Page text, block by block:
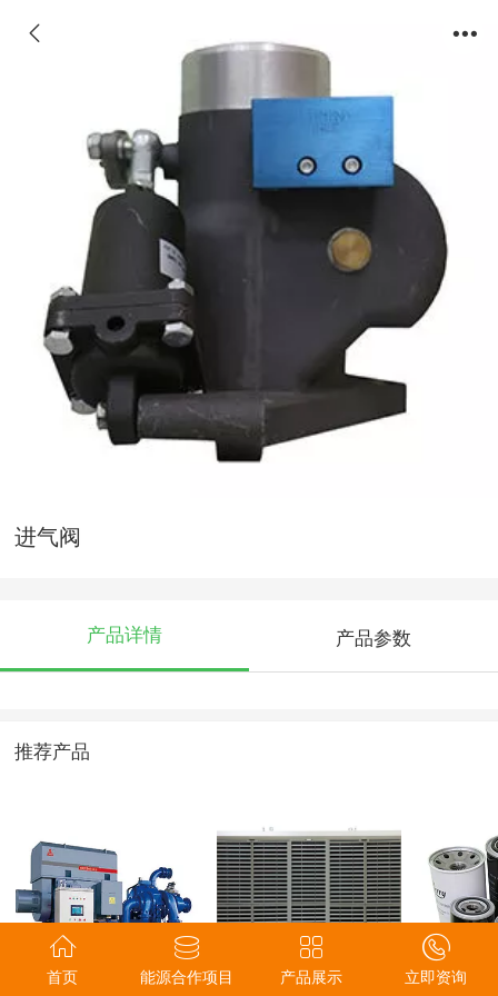
进气阀
产品详情 产品参数
推荐产品
离心式空气压缩机
RTF-35B(离心式侧
出风)
油过滤
首页 能源合作项目 产品展示 立即资询